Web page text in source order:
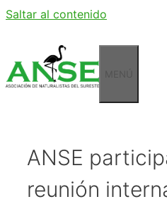
Saltar al contenido
ANSE
reunión